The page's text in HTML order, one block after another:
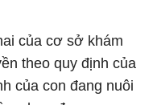
của cơ sở khám
theo quy định của
của con đang nuôi